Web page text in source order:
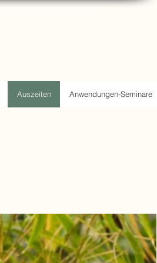
Auszeiten Anwendungen-Seminare